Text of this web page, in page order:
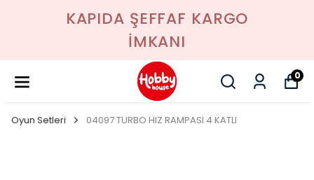
KAPIDA ŞEFFAF KARGO
İMKANI
0
Oyun Setleri 04097 TURBO HIZ RAMPASI 4 KATLI